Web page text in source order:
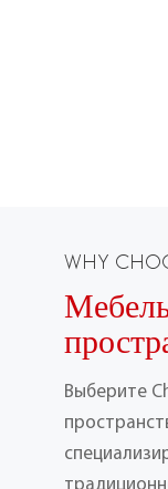
WHY
Выберите